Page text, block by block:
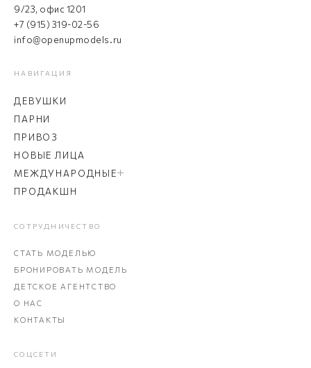
9/23, офис 1201
+7 (915) 319-02-56
info@openupmodels.ru
НАВИГАЦИЯ
ДЕВУШКИ
ПАРНИ
ПРИВОЗ
НОВЫЕ ЛИЦА
МЕЖДУНАРОДНЫЕ
ПРОДАКШН
СОТРУДНИЧЕСТВО
СТАТЬ МОДЕЛЬЮ
БРОНИРОВАТЬ МОДЕЛЬ
ДЕТСКОЕ АГЕНТСТВО
О НАС
КОНТАКТЫ
СОЦСЕТИ